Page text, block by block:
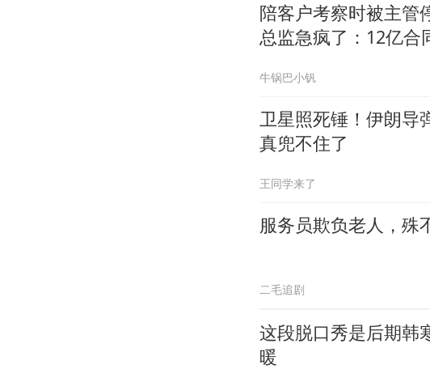
陪客户考察时被主管
总监急疯了：12亿合
牛锅巴小钒
卫星照死锤！伊朗导
真兜不住了
王同学来了
服务员欺负老人，殊
二毛追剧
这段脱口秀是后期韩
暖